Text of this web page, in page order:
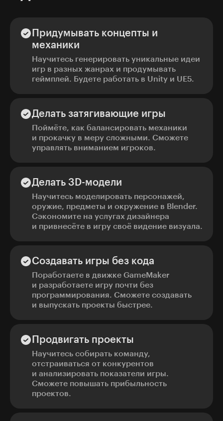
Придумывать концепты и
механики
Научитесь генерировать уникальные идеи
игр в разных жанрах и продумывать
геймплей. Будете работать в Unity и UE5.
Делать затягивающие игры
Поймёте, как балансировать механики
и прокачку в меру сложными. Сможете
управлять вниманием игроков.
Делать 3D-модели
Научитесь моделировать персонажей,
оружие, предметы и окружение в Blender.
Сэкономите на услугах дизайнера
и привнесёте в игру своё видение визуала.
Создавать игры без кода
Поработаете в движке GameMaker
и разработаете игру почти без
программирования. Сможете создавать
и выпускать проекты быстрее.
Продвигать проекты
Научитесь собирать команду,
отстраиваться от конкурентов
и анализировать показатели игры.
Сможете повышать прибыльность
проектов.